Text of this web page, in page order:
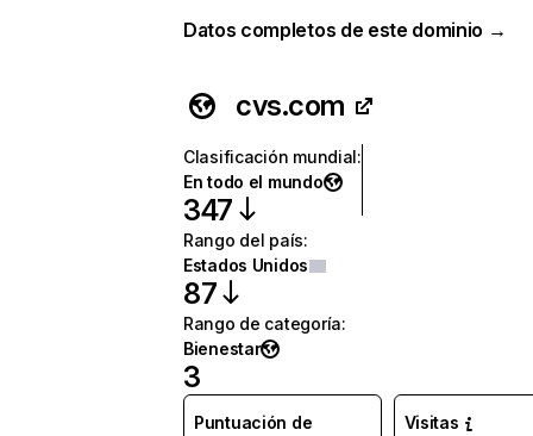
Datos completos de este dominio →
cvs.com
Clasificación mundial:
En todo el mundo
347
Rango del país:
Estados Unidos
87
Rango de categoría:
Bienestar
3
Puntuación de
Visitas